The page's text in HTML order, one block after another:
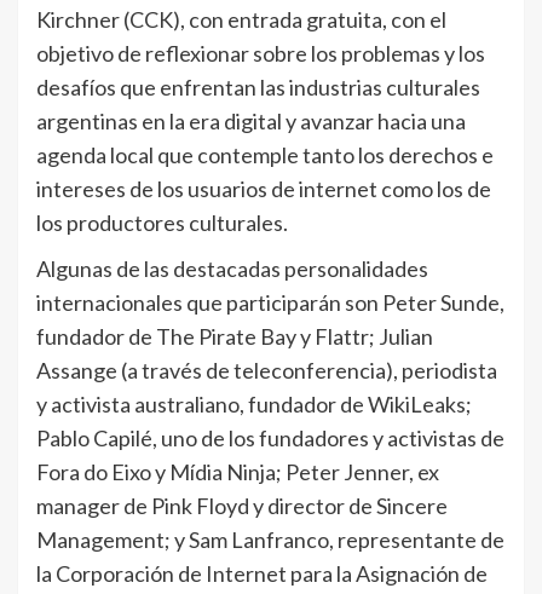
Kirchner (CCK), con entrada gratuita, con el
objetivo de reflexionar sobre los problemas y los
desafíos que enfrentan las industrias culturales
argentinas en la era digital y avanzar hacia una
agenda local que contemple tanto los derechos e
intereses de los usuarios de internet como los de
los productores culturales.
Algunas de las destacadas personalidades
internacionales que participarán son Peter Sunde,
fundador de The Pirate Bay y Flattr; Julian
Assange (a través de teleconferencia), periodista
y activista australiano, fundador de WikiLeaks;
Pablo Capilé, uno de los fundadores y activistas de
Fora do Eixo y Mídia Ninja; Peter Jenner, ex
manager de Pink Floyd y director de Sincere
Management; y Sam Lanfranco, representante de
la Corporación de Internet para la Asignación de